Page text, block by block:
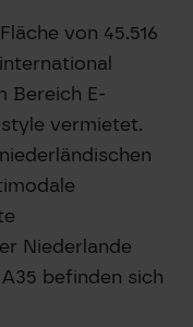
von 45.516
Bereich E-
vermietet.
Niederlande
befinden sich